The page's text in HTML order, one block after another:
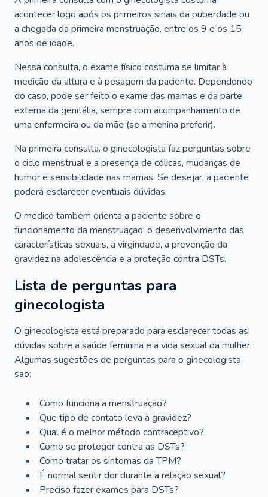
acontecer logo após os primeiros sinais da puberdade ou
a chegada da primeira menstruação, entre os 9 e os 15
anos de idade.
Nessa consulta, o exame físico costuma se limitar à
medição da altura e à pesagem da paciente. Dependendo
do caso, pode ser feito o exame das mamas e da parte
externa da genitália, sempre com acompanhamento de
uma enfermeira ou da mãe (se a menina preferir).
Na primeira consulta, o ginecologista faz perguntas sobre
o ciclo menstrual e a presença de cólicas, mudanças de
humor e sensibilidade nas mamas. Se desejar, a paciente
poderá esclarecer eventuais dúvidas.
O médico também orienta a paciente sobre o
funcionamento da menstruação, o desenvolvimento das
características sexuais, a virgindade, a prevenção da
gravidez na adolescência e a proteção contra DSTs.
Lista de perguntas para
ginecologista
O ginecologista está preparado para esclarecer todas as
dúvidas sobre a saúde feminina e a vida sexual da mulher.
Algumas sugestões de perguntas para o ginecologista
são:
Como funciona a menstruação?
Que tipo de contato leva à gravidez?
Qual é o melhor método contraceptivo?
Como se proteger contra as DSTs?
Como tratar os sintomas da TPM?
É normal sentir dor durante a relação sexual?
Preciso fazer exames para DSTs?